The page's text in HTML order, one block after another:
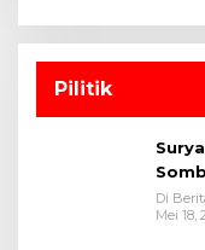
Pilitik
Di
Mei 18,